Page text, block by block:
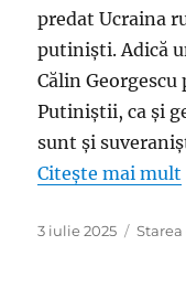
predat Ucraina
putinişti. Adică
Călin
Putiniştii, ca şi
sunt şi
Citește mai mult
Publicat
3 iulie 2025